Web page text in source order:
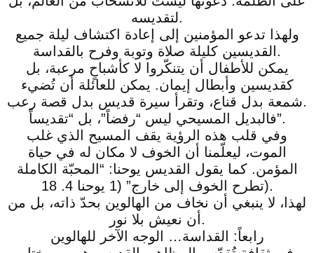
لتقديسه.
ولهذا تدعو المؤمنين إلى إعادة اكتشاف ليلة جميع
القديسين كليلة صلاة وتوبة وفرح بالقداسة.
يمكن للأطفال أن يتنكّروا لا كأشباحٍ مرعبة، بل
كقديسين وأبطال إيمان. يمكن للعائلة أن تُضيء
شمعة بدل قناع، وتقرأ سيرة قديس بدل قصة رعب.
فالبديل المسيحي ليس “رفضاً”، بل “تقديساً”.
وفي قلب هذه الرؤية يقف المسيح الذي غلب
الموت، ليعلّمنا أن الخوف لا مكان له في حياة
المؤمن. كما يقول القديس يوحنا: “المحبّة الكاملة
تطرح الخوف إلى خارج” (1 يوحنا 4. 18).
لهذا، لا ينبغي أن نخاف من الهالوين بحدّ ذاته، بل من
أن نعيش بلا نور.
رابعاً: القداسة… الوجه الآخر للهالوين